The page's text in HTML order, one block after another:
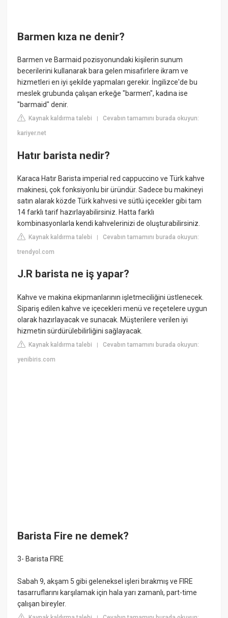
Barmen kıza ne denir?
Barmen ve Barmaid pozisyonundaki kişilerin sunum
becerilerini kullanarak bara gelen misafirlere ikram ve
hizmetleri en iyi şekilde yapmaları gerekir. İngilizce'de bu
meslek grubunda çalışan erkeğe "barmen", kadına ise
"barmaid" denir.
Kaynak kaldırma talebi |Cevabın tamamını burada okuyun:
kariyer.net
Hatır barista nedir?
Karaca Hatır Barista imperial red cappuccino ve Türk kahve
makinesi, çok fonksiyonlu bir üründür. Sadece bu makineyi
satın alarak közde Türk kahvesi ve sütlü içecekler gibi tam
14 farklı tarif hazırlayabilirsiniz. Hatta farklı
kombinasyonlarla kendi kahvelerinizi de oluşturabilirsiniz.
Kaynak kaldırma talebi |Cevabın tamamını burada okuyun:
trendyol.com
J.R barista ne iş yapar?
Kahve ve makina ekipmanlarının işletmeciliğini üstlenecek.
Sipariş edilen kahve ve içecekleri menü ve reçetelere uygun
olarak hazırlayacak ve sunacak. Müşterilere verilen iyi
hizmetin sürdürülebilirliğini sağlayacak.
Kaynak kaldırma talebi |Cevabın tamamını burada okuyun:
yenibiris.com
Barista Fire ne demek?
3- Barista FIRE
Sabah 9, akşam 5 gibi geleneksel işleri bırakmış ve FIRE
tasarruflarını karşılamak için hala yarı zamanlı, part-time
çalışan bireyler.